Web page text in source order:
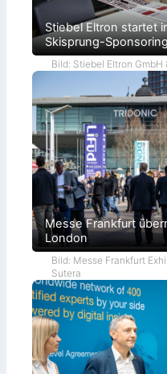
Stiebel Eltron startet
Skisprung-
Bild: Stiebel Eltron GmbH
Messe Frankfurt
London
Bild: Messe Frankfurt
Sutera